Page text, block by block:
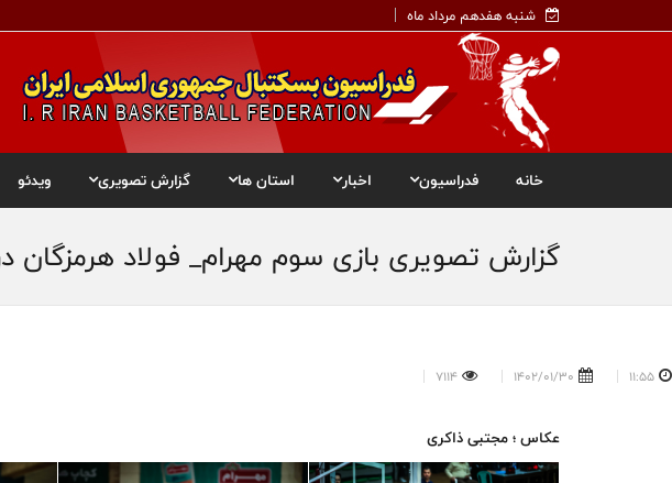
شنبه هفدهم مرداد ماه
خانه فدراسیون اخبار استان ها گزارش تصویری ویدئو
گزارش تصویری بازی سوم مهرام_ فولاد
11:55
1402/01/30
7114
عکاس ؛ مجتبی ذاکری